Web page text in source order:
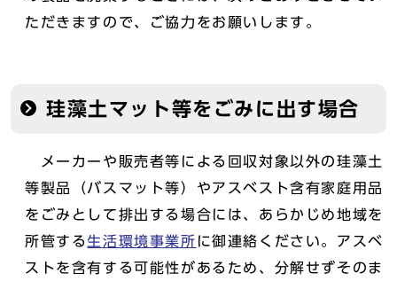
ただきますので、ご協力をお願いします。
珪藻土マット等をごみに出す場合
メーカーや販売者等による回収対象以外の珪藻土
等製品（バスマット等）やアスベスト含有家庭用品
をごみとして排出する場合には、あらかじめ地域を
所管する生活環境事業所 に御連絡ください。アスベ
ストを含有する可能性があるため、分解せずそのま